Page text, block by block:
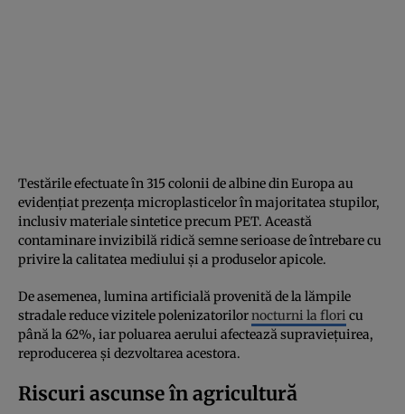
Testările efectuate în 315 colonii de albine din Europa au
evidențiat prezența microplasticelor în majoritatea stupilor,
inclusiv materiale sintetice precum PET. Această
contaminare invizibilă ridică semne serioase de întrebare cu
privire la calitatea mediului și a produselor apicole.
De asemenea, lumina artificială provenită de la lămpile
stradale reduce vizitele polenizatorilornocturni la flori cu
până la 62%, iar poluarea aerului afectează supraviețuirea,
reproducerea și dezvoltarea acestora.
Riscuri ascunse în agricultură